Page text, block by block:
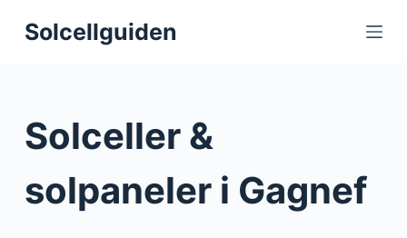
S
o
o
Solcellguiden
Solceller &
solpaneler i Gagnef